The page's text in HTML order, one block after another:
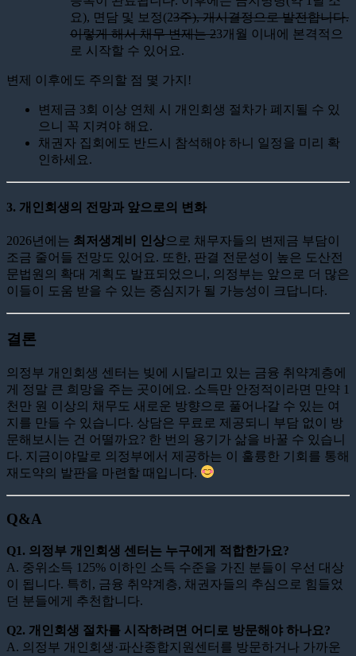
요), 면담 및 보정(23주), 개시결정으로 발전합니다.
이렇게 해서 채무 변제는 23개월 이내에 본격적으
로 시작할 수 있어요.
변제 이후에도 주의할 점 몇 가지!
변제금 3회 이상 연체 시 개인회생 절차가 폐지될 수 있
으니 꼭 지켜야 해요.
채권자 집회에도 반드시 참석해야 하니 일정을 미리 확
인하세요.
3. 개인회생의 전망과 앞으로의 변화
2026년에는 최저생계비 인상으로 채무자들의 변제금 부담이
조금 줄어들 전망도 있어요. 또한, 판결 전문성이 높은 도산전
문법원의 확대 계획도 발표되었으니, 의정부는 앞으로 더 많은
이들이 도움 받을 수 있는 중심지가 될 가능성이 크답니다.
결론
의정부 개인회생 센터는 빚에 시달리고 있는 금융 취약계층에
게 정말 큰 희망을 주는 곳이에요. 소득만 안정적이라면 만약 1
천만 원 이상의 채무도 새로운 방향으로 풀어나갈 수 있는 여
지를 만들 수 있습니다. 상담은 무료로 제공되니 부담 없이 방
문해보시는 건 어떨까요? 한 번의 용기가 삶을 바꿀 수 있습니
다. 지금이야말로 의정부에서 제공하는 이 훌륭한 기회를 통해
재도약의 발판을 마련할 때입니다.
Q&A
Q1. 의정부 개인회생 센터는 누구에게 적합한가요?
A. 중위소득 125% 이하인 소득 수준을 가진 분들이 우선 대상
이 됩니다. 특히, 금융 취약계층, 채권자들의 추심으로 힘들었
던 분들에게 추천합니다.
Q2. 개인회생 절차를 시작하려면 어디로 방문해야 하나요?
A. 의정부 개인회생·파산종합지원센터를 방문하거나 가까운